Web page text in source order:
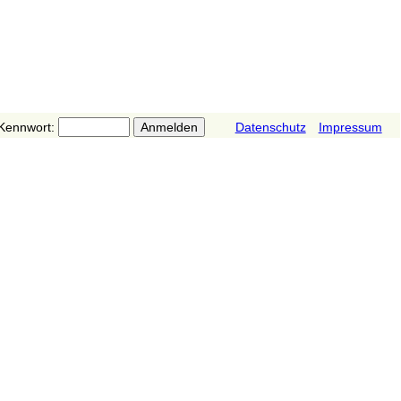
Datenschutz Impressum